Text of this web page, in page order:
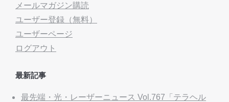
メールマガジン購読
ユーザー登録（無料）
ユーザーページ
ログアウト
最新記事
最先端・光・レーザーニュース Vol.767「テラヘル